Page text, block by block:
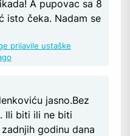
A pupovac sa 8
isto čeka. Nadam se
prijavile ustaške
jasno.Bez
Ili biti ili ne biti
godinu dana